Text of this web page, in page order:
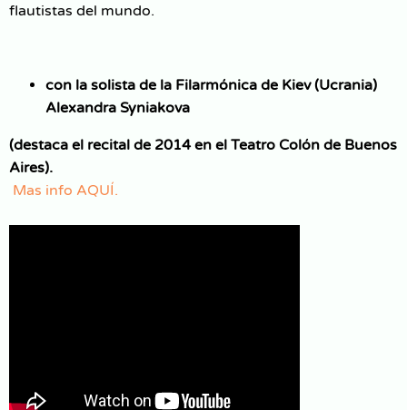
flautistas del mundo.
con la solista de la Filarmónica de Kiev (Ucrania)
Alexandra Syniakova
(destaca el recital de 2014 en el Teatro Colón de Buenos
Aires).
Mas info AQUÍ.